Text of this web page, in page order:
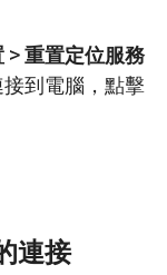
> 重置定位服務
到電腦，點擊
連接